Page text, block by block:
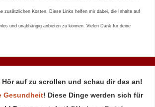
zusätzlichen Kosten. Diese Links helfen mir dabei, die Inhalte auf
und unabhängig anbieten zu können. Vielen Dank für deine
Hör auf zu scrollen und schau dir das an!
Gesundheit! Diese Dinge werden sich für